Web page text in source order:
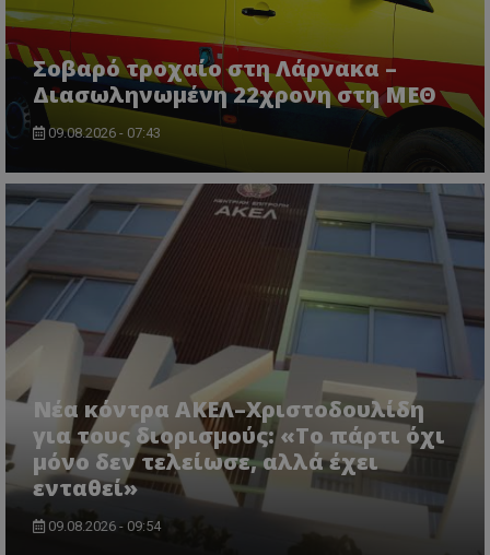
Σοβαρό τροχαίο στη Λάρνακα –
Διασωληνωμένη 22χρονη στη ΜΕΘ
09.08.2026 - 07:43
Νέα κόντρα ΑΚΕΛ–Χριστοδουλίδη
για τους διορισμούς: «Το πάρτι όχι
μόνο δεν τελείωσε, αλλά έχει
ενταθεί»
09.08.2026 - 09:54
usprivacy
.lifenewscy.tothemaonline.com
ASP.NET_SessionId
Microsoft Corporation